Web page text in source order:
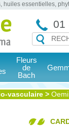
essentielles,
01
Fleurs
de
Bach
vasculaire >